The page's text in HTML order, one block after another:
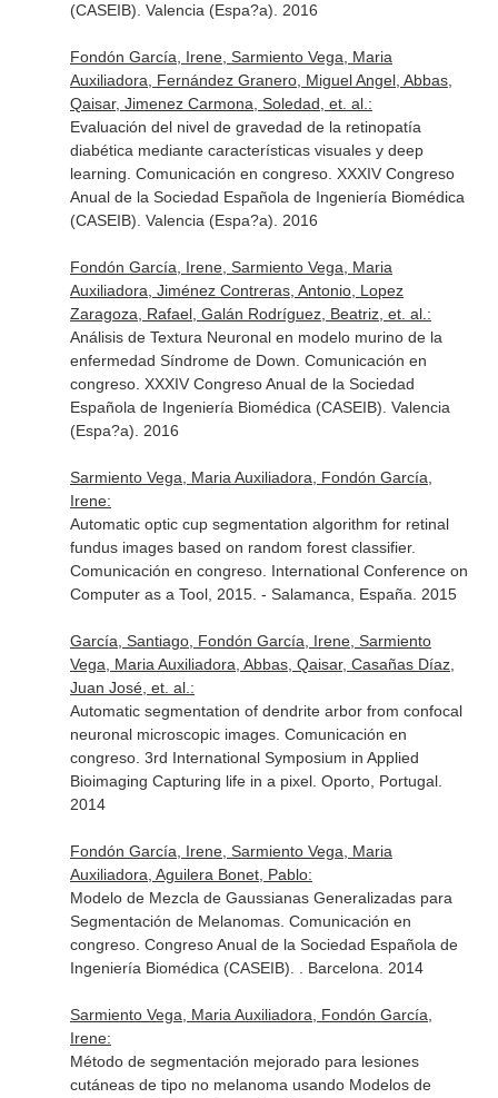
(CASEIB). Valencia (Espa?a). 2016
Fondón García, Irene, Sarmiento Vega, Maria
Auxiliadora, Fernández Granero, Miguel Angel, Abbas,
Qaisar, Jimenez Carmona, Soledad, et. al.:
Evaluación del nivel de gravedad de la retinopatía
diabética mediante características visuales y deep
learning. Comunicación en congreso. XXXIV Congreso
Anual de la Sociedad Española de Ingeniería Biomédica
(CASEIB). Valencia (Espa?a). 2016
Fondón García, Irene, Sarmiento Vega, Maria
Auxiliadora, Jiménez Contreras, Antonio, Lopez
Zaragoza, Rafael, Galán Rodríguez, Beatriz, et. al.:
Análisis de Textura Neuronal en modelo murino de la
enfermedad Síndrome de Down. Comunicación en
congreso. XXXIV Congreso Anual de la Sociedad
Española de Ingeniería Biomédica (CASEIB). Valencia
(Espa?a). 2016
Sarmiento Vega, Maria Auxiliadora, Fondón García,
Irene:
Automatic optic cup segmentation algorithm for retinal
fundus images based on random forest classifier.
Comunicación en congreso. International Conference on
Computer as a Tool, 2015. - Salamanca, España. 2015
García, Santiago, Fondón García, Irene, Sarmiento
Vega, Maria Auxiliadora, Abbas, Qaisar, Casañas Díaz,
Juan José, et. al.:
Automatic segmentation of dendrite arbor from confocal
neuronal microscopic images. Comunicación en
congreso. 3rd International Symposium in Applied
Bioimaging Capturing life in a pixel. Oporto, Portugal.
2014
Fondón García, Irene, Sarmiento Vega, Maria
Auxiliadora, Aguilera Bonet, Pablo:
Modelo de Mezcla de Gaussianas Generalizadas para
Segmentación de Melanomas. Comunicación en
congreso. Congreso Anual de la Sociedad Española de
Ingeniería Biomédica (CASEIB). . Barcelona. 2014
Sarmiento Vega, Maria Auxiliadora, Fondón García,
Irene:
Método de segmentación mejorado para lesiones
cutáneas de tipo no melanoma usando Modelos de